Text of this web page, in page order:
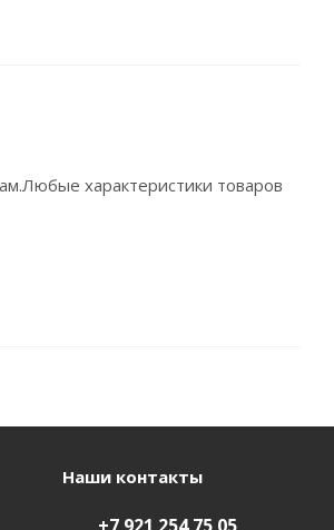
характеристики товаров
Наши контакты